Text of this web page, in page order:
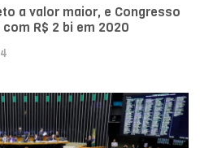
a valor maior, e Congresso
R$ 2 bi em 2020